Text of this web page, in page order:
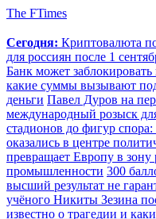
The FTimes
Сегодня: Криптовалюта
для россиян после 1
Банк может
какие суммы вызывают
деньги Павел Дуров на
международный розыск
стадионов до фигур спора:
оказались в центре
превращает Европу в зону
промышленности 300
высший результат не
учёного Никиты Зезина
известно о трагедии и